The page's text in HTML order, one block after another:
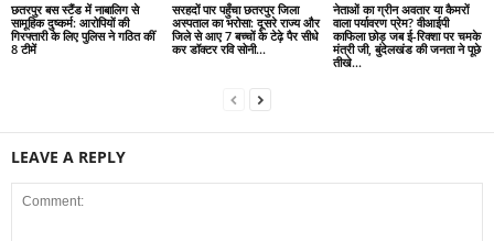
छतरपुर बस स्टैंड में नाबालिग से
सामूहिक दुष्कर्म: आरोपियों की
गिरफ्तारी के लिए पुलिस ने गठित कीं
8 टीमें
सरहदों पार पहुँचा छतरपुर जिला
अस्पताल का भरोसा: दूसरे राज्य और
जिले से आए 7 बच्चों के टेढ़े पैर सीधे
कर डॉक्टर रवि सोनी...
नेताओं का ग्रीन अवतार या कैमरों
वाला पर्यावरण प्रेम? वीआईपी
काफिला छोड़ जब ई-रिक्शा पर चमके
मंत्री जी, बुंदेलखंड की जनता ने पूछे
तीखे...
LEAVE A REPLY